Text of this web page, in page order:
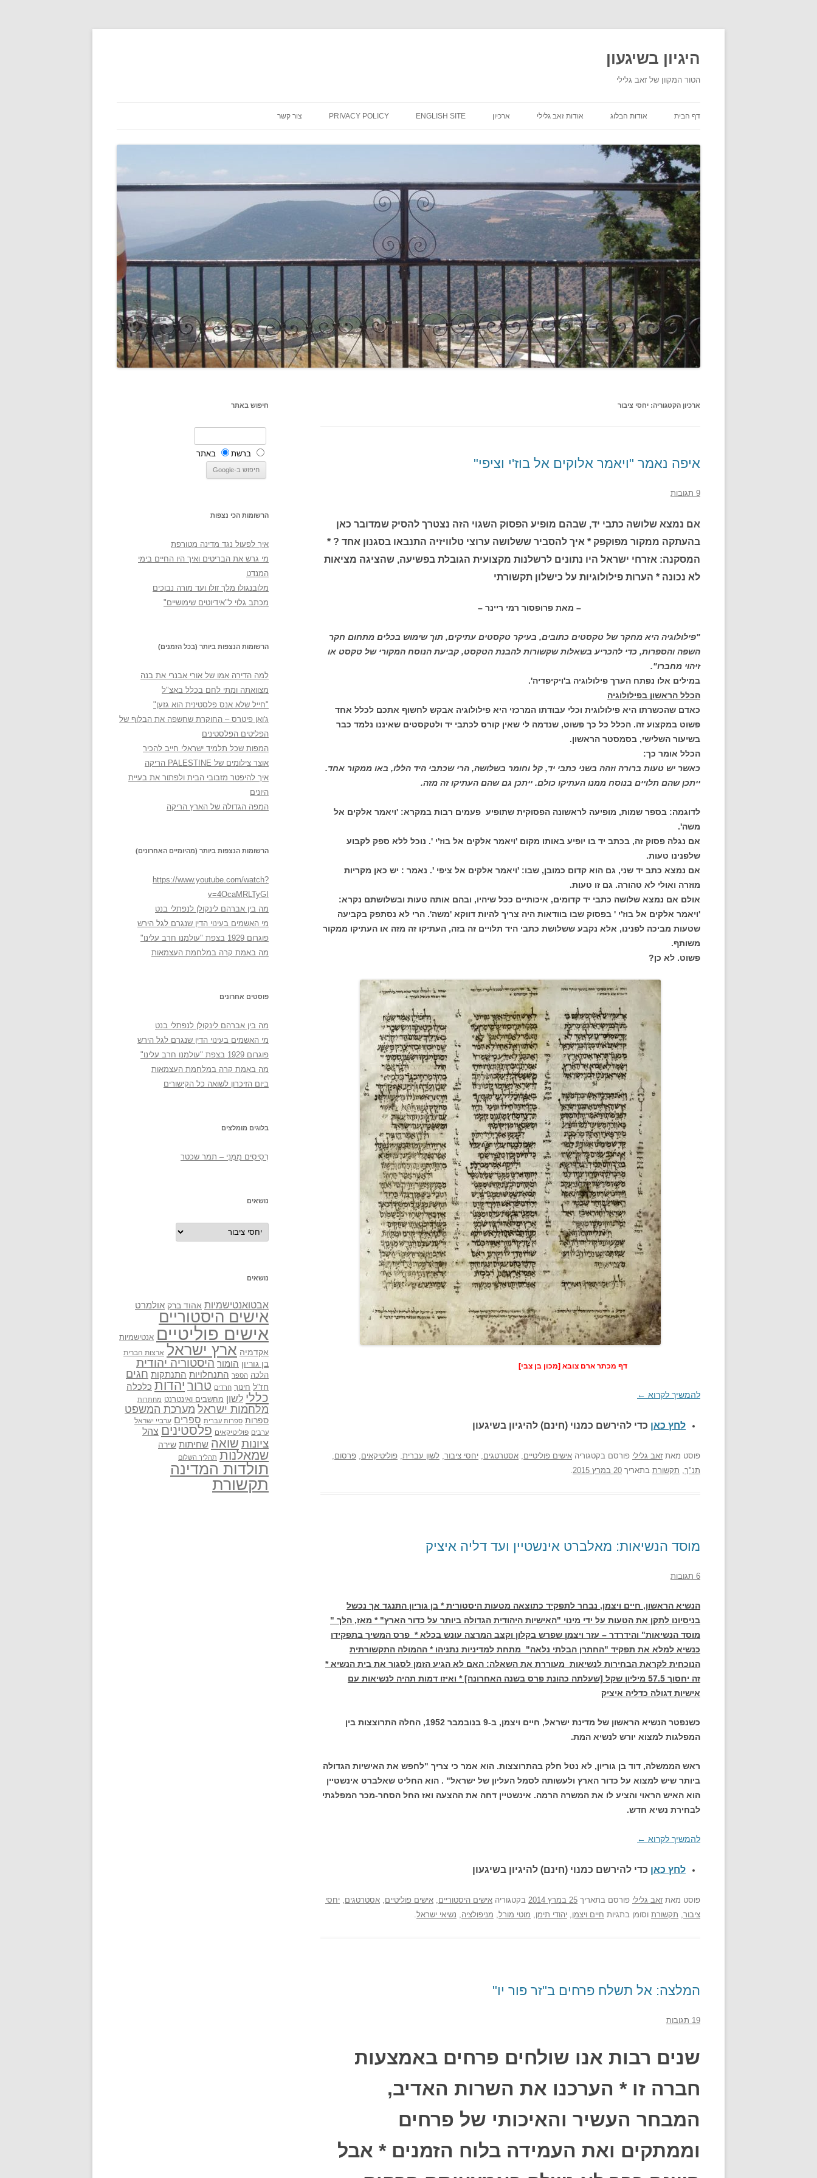
היגיון בשיגעון
הטור המקוון של זאב גלילי
דף הבית אודות הבלוג אודות זאב גלילי ארכיון ENGLISH SITE
PRIVACY POLICY צור קשר
ארכיון הקטגוריה: יחסי ציבור
איפה נאמר "ויאמר אלוקים אל בוז'י וציפי"
9 תגובות
אם נמצא שלושה כתבי יד, שבהם מופיע הפסוק השגוי הזה נצטרך להסיק שמדובר כאן
בהעתקה ממקור מפוקפק * איך להסביר ששלושה ערוצי טלוויזיה התנבאו בסגנון אחד ? *
המסקנה: אזרחי ישראל היו נתונים לרשלנות מקצועית הגובלת בפשיעה, שהציגה מציאות
לא נכונה * הערות פילולוגיות על כישלון תקשורתי
– מאת פרופסור רמי ריינר –
"פילולוגיה היא מחקר של טקסטים כתובים, בעיקר טקסטים עתיקים, תוך שימוש בכלים מתחום חקר
השפה והספרות, כדי להכריע בשאלות שקשורות להבנת הטקסט, קביעת הנוסח המקורי של טקסט או
זיהוי מחברו".
במילים אלו נפתח הערך פילולוגיה ב'ויקיפדיה'.
הכלל הראשון בפילולוגיה
כאדם שהכשרתו היא פילולוגית וכלי עבודתו המרכזי היא פילולוגיה אבקש לחשוף אתכם לכלל אחד
פשוט במקצוע זה. הכלל כל כך פשוט, שנדמה לי שאין קורס לכתבי יד ולטקסטים שאיננו נלמד כבר
בשיעור השלישי, בסמסטר הראשון.
הכלל אומר כך:
כאשר יש טעות ברורה וזהה בשני כתבי יד, קל וחומר בשלושה, הרי שכתבי היד הללו, באו ממקור אחד.
ייתכן שהם תלויים בנוסח ממנו העתיקו כולם. ייתכן גם שהם העתיקו זה מזה.
לדוגמה: בספר שמות, מופיעה לראשונה הפסוקית שתופיע פעמים רבות במקרא: 'ויאמר אלקים אל
משה'.
אם נגלה פסוק זה, בכתב יד בו יופיע באותו מקום 'ויאמר אלקים אל בוז'י '. נוכל ללא ספק לקבוע
שלפנינו טעות.
אם נמצא כתב יד שני, גם הוא קדום כמובן, שבו: 'ויאמר אלקים אל ציפי '. נאמר : יש כאן מקריות
מוזרה ואולי לא טהורה. גם זו טעות.
אולם אם נמצא שלושה כתבי יד קדומים, איכותיים ככל שיהיו, ובהם אותה טעות ובשלושתם נקרא:
'ויאמר אלקים אל בוז'י ' בפסוק שבו בוודאות היה צריך להיות דווקא 'משה'. הרי לא נסתפק בקביעה
שטעות מביכה לפנינו, אלא נקבע ששלושת כתבי היד תלויים זה בזה, העתיקו זה מזה או העתיקו ממקור
משותף.
פשוט. לא כן?
דף מכתר ארם צובא [מכון בן צבי]
להמשיך לקרוא ←
לחץ כאן כדי להירשם כמנוי (חינם) להיגיון בשיגעון
פוסט מאת זאב גלילי פורסם בקטגוריה אישים פוליטיים, אסטרטגים, יחסי ציבור, לשון עברית, פוליטיקאים, פרסום,
תנ"ך, תקשורת בתאריך 20 במרץ 2015 .
מוסד הנשיאות: מאלברט אינשטיין ועד דליה איציק
6 תגובות
הנשיא הראשון, חיים ויצמן, נבחר לתפקיד כתוצאה מטעות היסטורית * בן גוריון התנגד אך נכשל
בניסיונו לתקן את הטעות על ידי מינוי "האישיות היהודית הגדולה ביותר על כדור הארץ" * מאז, הלך "
מוסד הנשיאות" והידרדר – עזר ויצמן שפרש בקלון וקצב המרצה עונש בכלא * פרס המשיך בתפקידו
כנשיא למלא את תפקיד "החתרן הבלתי נלאה" מתחת למדיניות נתניהו * ההמולה התקשורתית
הנוכחית לקראת הבחירות לנשיאות מעוררת את השאלה: האם לא הגיע הזמן לסגור את בית הנשיא *
זה יחסוך 57.5 מיליון שקל [שעלתה כהונת פרס בשנה האחרונה] * ואיזו דמות תהיה לנשיאות עם
אישיות דגולה כדליה איציק
כשנפטר הנשיא הראשון של מדינת ישראל, חיים ויצמן, ב-9 בנובמבר 1952, החלה התרוצצות בין
המפלגות למצוא יורש לנשיא המת.
ראש הממשלה, דוד בן גוריון, לא נטל חלק בהתרוצצות. הוא אמר כי צריך "לחפש את האישיות הגדולה
ביותר שיש למצוא על כדור הארץ ולעשותה לסמל העליון של ישראל" . הוא החליט שאלברט אינשטיין
הוא האיש הראוי והציע לו את המשרה הרמה. אינשטיין דחה את ההצעה ואז החל הסחר-מכר המפלגתי
לבחירת נשיא חדש.
להמשיך לקרוא ←
לחץ כאן כדי להירשם כמנוי (חינם) להיגיון בשיגעון
פוסט מאת זאב גלילי פורסם בתאריך 25 במרץ 2014 בקטגוריה אישים היסטוריים, אישים פוליטיים, אסטרטגים, יחסי
ציבור, תקשורת וסומן בתגיות חיים ויצמן, יהודי תימן, מוטי מורל, מניפולציה, נשיאי ישראל.
המלצה: אל תשלח פרחים ב"זר פור יו"
19 תגובות
שנים רבות אנו שולחים פרחים באמצעות
חברה זו * הערכנו את השרות האדיב,
המבחר העשיר והאיכותי של פרחים
וממתקים ואת העמידה בלוח הזמנים * אבל
חיפוש באתר
ברשת באתר
הרשומות הכי נצפות
איך לפעול נגד מדינה מטורפת
מי גרש את הבריטים ואיך היו החיים בימי
המנדט
מלובנגולו מלך זולו ועד מורה נבוכים
מכתב גלוי ל"אידיוטים שימושיים"
הרשומות הנצפות ביותר (בכל הזמנים)
למה הדירה אמו של אורי אבנרי את בנה
מצוואתה ומתי לחם בכלל באצ"ל
"חייל שלא אנס פלסטינית הוא גזען"
ג'ואן פיטרס – החוקרת שחשפה את הבלוף של
הפליטים הפלסטינים
המפות שכל תלמיד ישראלי חייב להכיר
אוצר צילומים של PALESTINE הריקה
איך להיפטר מזבובי הבית ולפתור את בעיית
היונים
המפה הגדולה של הארץ הריקה
הרשומות הנצפות ביותר (מהיומיים האחרונים)
https://www.youtube.com/watch?
v=4OcaMRLTyGI
מה בין אברהם לינקולן לנפתלי בנט
מי האשמים בעינוי הדין שנגרם לגל הירש
פוגרום 1929 בצפת "עולמנו חרב עלינו"
מה באמת קרה במלחמת העצמאות
פוסטים אחרונים
מה בין אברהם לינקולן לנפתלי בנט
מי האשמים בעינוי הדין שנגרם לגל הירש
פוגרום 1929 בצפת "עולמנו חרב עלינו"
מה באמת קרה במלחמת העצמאות
ביום הזיכרון לשואה כל הקישורים
בלוגים מומלצים
רְסִיסִים מִמֶנִי – תמר שכטר
נושאים
נושאים
נושאים
אבטואנטישמיות אהוד ברק אולמרט
אישים היסטוריים
אישים פוליטיים אנטישמיות
אקדמיה ארץ ישראל ארצות הברית
בן גוריון הומור היסטוריה יהודית
הלכה הספר התנחלויות התנתקות חגים
חז"ל חינוך חרדים טרור יהדות כלכלה
כללי לשון מחשבים ואינטרנט מחתרות
מלחמות ישראל מערכת המשפט
ספרות ספרות עברית ספרים ערביי ישראל
ערבים פוליטיקאים פלסטינים צהל
ציונות שואה שחיתות שירה
שמאלנות תהליך השלום
תולדות המדינה
תקשורת